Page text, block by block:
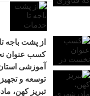
11:48 مرکز خدماتی و
افزایش محدوده
شمال‌غرب کشور
9:27 رفع مشکلات اراضی فاز ۲ خاوران با جدیت دنبال
9:20 از پشت باجه تا
11:27
تأکید مدیرعامل
روابط عمومی
از پشت باجه
کسب عنوان
توسعه و
تبریز کهن،